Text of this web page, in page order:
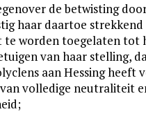
de betwisting
haar daartoe strekkend
te worden toegelaten tot
van haar stelling,
aan Hessing heeft
volledige neutraliteit